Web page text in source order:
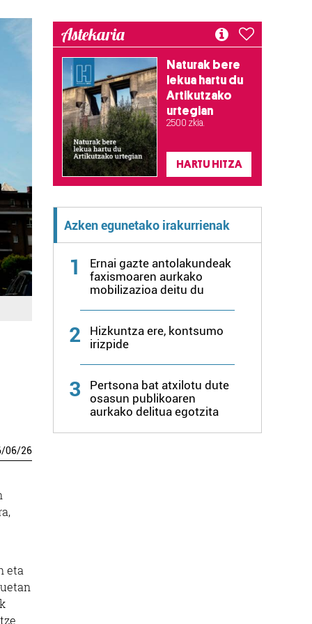
/06/26
eta
Astekaria
Naturak bere
lekua hartu du
Artikutzako
urtegian
2.500 zkia.
HARTU HITZA
Azken egunetako irakurrienak
1
Ernai gazte antolakundeak
faxismoaren aurkako
mobilizazioa deitu du
2
Hizkuntza ere, kontsumo
irizpide
3
Pertsona bat atxilotu dute
osasun publikoaren
aurkako delitua egotzita